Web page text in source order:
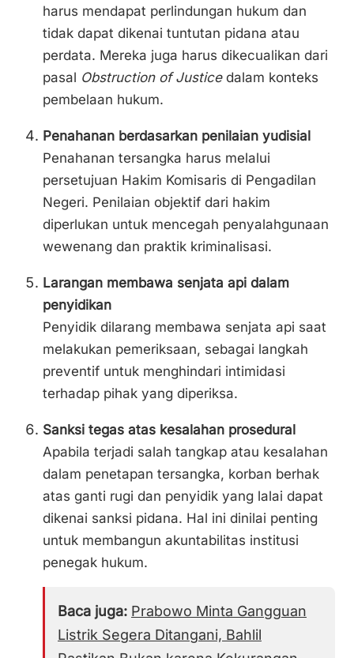
harus mendapat perlindungan hukum dan
tidak dapat dikenai tuntutan pidana atau
perdata. Mereka juga harus dikecualikan dari
pasal Obstruction of Justicedalam konteks
pembelaan hukum.
Penahanan berdasarkan penilaian yudisial
Penahanan tersangka harus melalui
persetujuan Hakim Komisaris di Pengadilan
Negeri. Penilaian objektif dari hakim
diperlukan untuk mencegah penyalahgunaan
wewenang dan praktik kriminalisasi.
Larangan membawa senjata api dalam
penyidikan
Penyidik dilarang membawa senjata api saat
melakukan pemeriksaan, sebagai langkah
preventif untuk menghindari intimidasi
terhadap pihak yang diperiksa.
Sanksi tegas atas kesalahan prosedural
Apabila terjadi salah tangkap atau kesalahan
dalam penetapan tersangka, korban berhak
atas ganti rugi dan penyidik yang lalai dapat
dikenai sanksi pidana. Hal ini dinilai penting
untuk membangun akuntabilitas institusi
penegak hukum.
Baca juga: Prabowo Minta Gangguan
Listrik Segera Ditangani, Bahlil